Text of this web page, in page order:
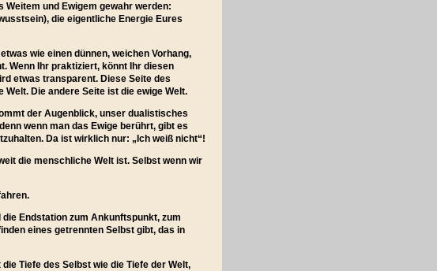
Weitem und Ewigem gewahr werden:
die eigentliche Energie Eures
wie einen dünnen, weichen Vorhang,
Wenn Ihr praktiziert, könnt Ihr diesen
etwas transparent. Diese Seite des
Die andere Seite ist die ewige Welt.
der Augenblick, unser dualistisches
wenn man das Ewige berührt, gibt es
Da ist wirklich nur: „Ich weiß nicht“!
die menschliche Welt ist. Selbst wenn wir
Endstation zum Ankunftspunkt, zum
eines getrennten Selbst gibt, das in
Tiefe des Selbst wie die Tiefe der Welt,